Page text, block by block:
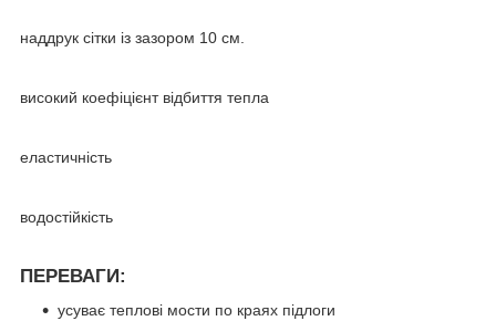
наддрук сітки із зазором 10 см.
високий коефіцієнт відбиття тепла
еластичність
водостійкість
ПЕРЕВАГИ:
усуває теплові мости по краях підлоги